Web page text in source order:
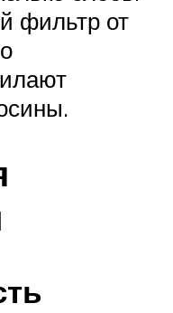
фильтр от